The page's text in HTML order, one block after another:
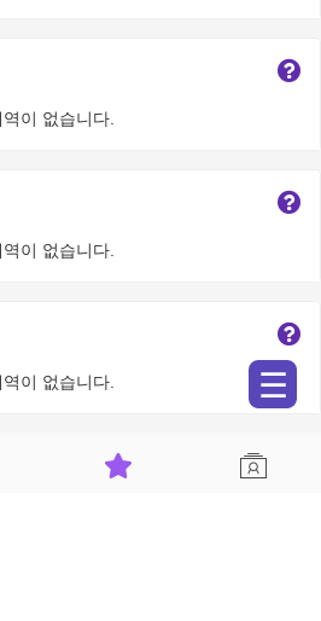
역이 없습니다.
역이 없습니다.
역이 없습니다. ☰